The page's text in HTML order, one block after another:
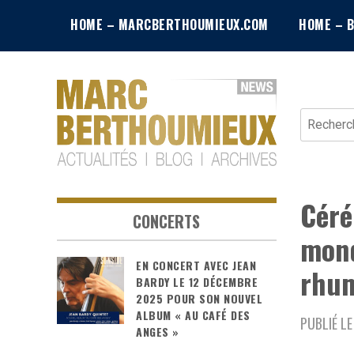
content
HOME – MARCBERTHOUMIEUX.COM HOME –
Blog Marc
Berthoumieux
PUBLIÉ
CONCERTS
EN CONCERT AVEC JEAN
BARDY LE 12 DÉCEMBRE
2025 POUR SON NOUVEL
ALBUM « AU CAFÉ DES
ANGES »